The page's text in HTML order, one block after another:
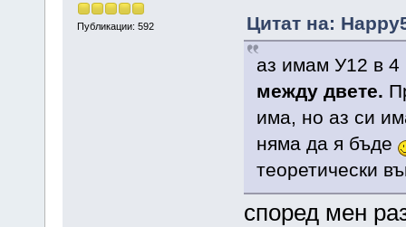
Публикации: 592
Цитат на:
аз имам У12 в 4
между двете.
има, но аз си
няма да я бъде
теоретически
според мен